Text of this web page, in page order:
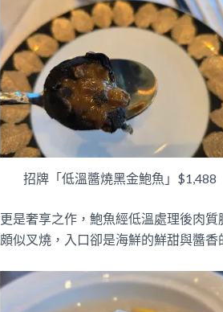
招牌「低溫醬燒黑金鮑魚」$1,488
更是奢享之作，鮑魚經低溫處理後肉
頗似叉燒，入口卻是海鮮的鮮甜與醬香